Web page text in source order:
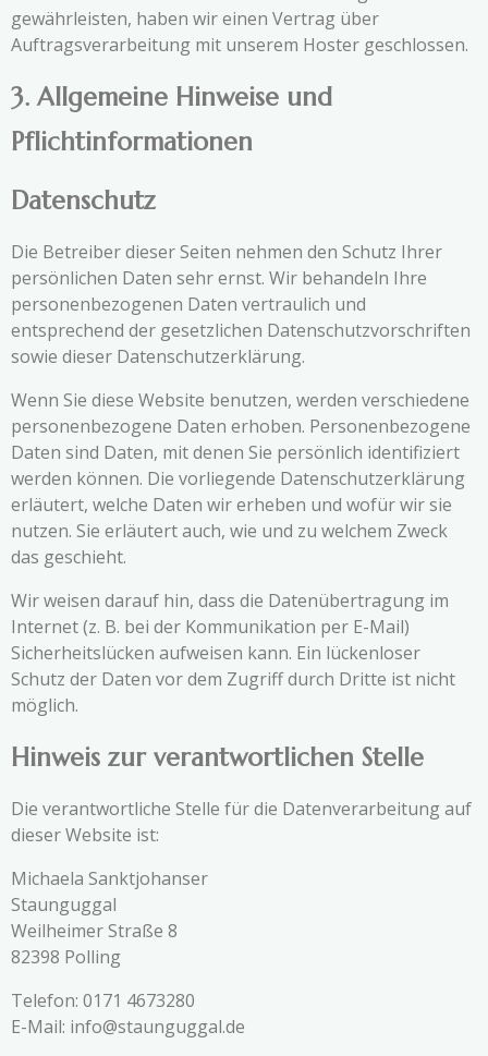
gewährleisten, haben wir einen Vertrag über
Auftragsverarbeitung mit unserem Hoster geschlossen.
3. Allgemeine Hinweise und
Pflichtinformationen
Datenschutz
Die Betreiber dieser Seiten nehmen den Schutz Ihrer
persönlichen Daten sehr ernst. Wir behandeln Ihre
personenbezogenen Daten vertraulich und
entsprechend der gesetzlichen Datenschutzvorschriften
sowie dieser Datenschutzerklärung.
Wenn Sie diese Website benutzen, werden verschiedene
personenbezogene Daten erhoben. Personenbezogene
Daten sind Daten, mit denen Sie persönlich identifiziert
werden können. Die vorliegende Datenschutzerklärung
erläutert, welche Daten wir erheben und wofür wir sie
nutzen. Sie erläutert auch, wie und zu welchem Zweck
das geschieht.
Wir weisen darauf hin, dass die Datenübertragung im
Internet (z. B. bei der Kommunikation per E-Mail)
Sicherheitslücken aufweisen kann. Ein lückenloser
Schutz der Daten vor dem Zugriff durch Dritte ist nicht
möglich.
Hinweis zur verantwortlichen Stelle
Die verantwortliche Stelle für die Datenverarbeitung auf
dieser Website ist:
Michaela Sanktjohanser
Staunguggal
Weilheimer Straße 8
82398 Polling
Telefon: 0171 4673280
E-Mail: info@staunguggal.de